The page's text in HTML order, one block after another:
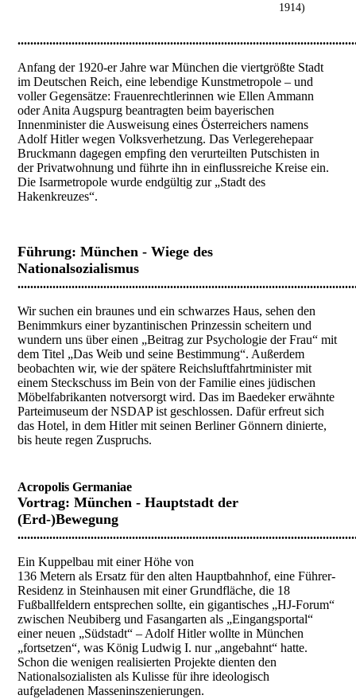
1914)
Anfang der 1920-er Jahre war München die viertgrößte Stadt
im Deutschen Reich, eine lebendige Kunstmetropole – und
voller Gegensätze: Frauenrechtlerinnen wie Ellen Ammann
oder Anita Augspurg beantragten beim bayerischen
Innenminister die Ausweisung eines Österreichers namens
Adolf Hitler wegen Volksverhetzung. Das Verlegerehepaar
Bruckmann dagegen empfing den verurteilten Putschisten in
der Privatwohnung und führte ihn in einflussreiche Kreise ein.
Die Isarmetropole wurde endgültig zur „Stadt des
Hakenkreuzes“.
Führung:München - Wiege des
Nationalsozialismus
Wir suchen ein braunes und ein schwarzes Haus, sehen den
Benimmkurs einer byzantinischen Prinzessin scheitern und
wundern uns über einen „Beitrag zur Psychologie der Frau“ mit
dem Titel „Das Weib und seine Bestimmung“. Außerdem
beobachten wir, wie der spätere Reichsluftfahrtminister mit
einem Steckschuss im Bein von der Familie eines jüdischen
Möbelfabrikanten notversorgt wird. Das im Baedeker erwähnte
Parteimuseum der NSDAP ist geschlossen. Dafür erfreut sich
das Hotel, in dem Hitler mit seinen Berliner Gönnern dinierte,
bis heute regen Zuspruchs.
Acropolis Germaniae
Vortrag: München - Hauptstadt der
(Erd-)Bewegung
Ein Kuppelbau mit einer Höhe von
136 Metern als Ersatz für den alten Hauptbahnhof, eine Führer-
Residenz in Steinhausen mit einer Grundfläche, die 18
Fußballfeldern entsprechen sollte, ein gigantisches „HJ-Forum“
zwischen Neubiberg und Fasangarten als „Eingangsportal“
einer neuen „Südstadt“ – Adolf Hitler wollte in München
„fortsetzen“, was König Ludwig I. nur „angebahnt“ hatte.
Schon die wenigen realisierten Projekte dienten den
Nationalsozialisten als Kulisse für ihre ideologisch
aufgeladenen Masseninszenierungen.